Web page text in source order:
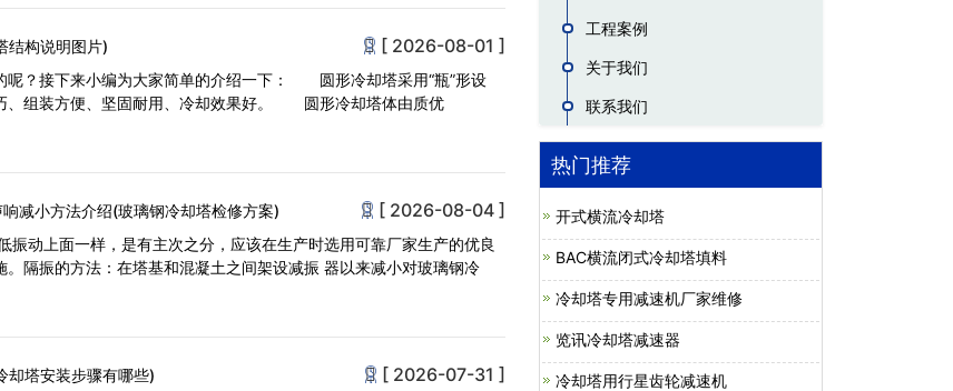
结构说明图片) [ 2026-08-01 ]
呢？接下来小编为大家简单的介绍一下： 圆形冷却塔采用“瓶”形设
、组装方便、坚固耐用、冷却效果好。 圆形冷却塔体由质优
减小方法介绍(玻璃钢冷却塔检修方案) [ 2026-08-04 ]
振动上面一样，是有主次之分，应该在生产时选用可靠厂家生产的优良
隔振的方法：在塔基和混凝土之间架设减振 器以来减小对玻璃钢冷
却塔安装步骤有哪些) [ 2026-07-31 ]
工程案例
关于我们
联系我们
热门推荐
开式横流冷却塔
BAC横流闭式冷却塔填料
冷却塔专用减速机厂家维修
览讯冷却塔减速器
冷却塔用行星齿轮减速机